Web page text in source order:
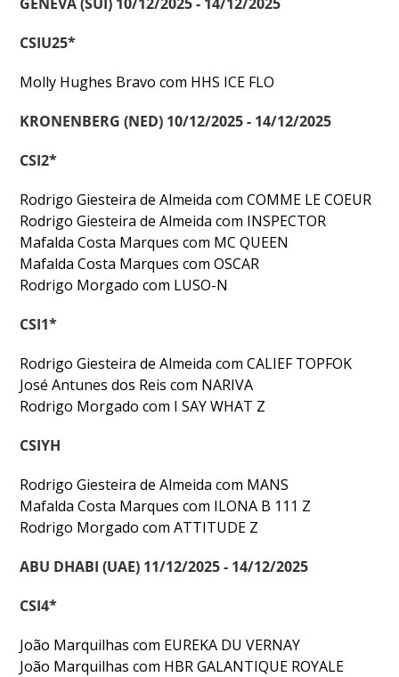
Palmarés
CSIU25*
Molly Hughes Bravo com HHS ICE FLO
KRONENBERG (NED) 10/12/2025 - 14/12/2025
CSI2*
Rodrigo Giesteira de Almeida com COMME LE COEUR
Rodrigo Giesteira de Almeida com INSPECTOR
Mafalda Costa Marques com MC QUEEN
Mafalda Costa Marques com OSCAR
Rodrigo Morgado com LUSO-N
CSI1*
Rodrigo Giesteira de Almeida com CALIEF TOPFOK
José Antunes dos Reis com NARIVA
Rodrigo Morgado com I SAY WHAT Z
CSIYH
Rodrigo Giesteira de Almeida com MANS
Mafalda Costa Marques com ILONA B 111 Z
Rodrigo Morgado com ATTITUDE Z
ABU DHABI (UAE) 11/12/2025 - 14/12/2025
CSI4*
João Marquilhas com EUREKA DU VERNAY
João Marquilhas com HBR GALANTIQUE ROYALE